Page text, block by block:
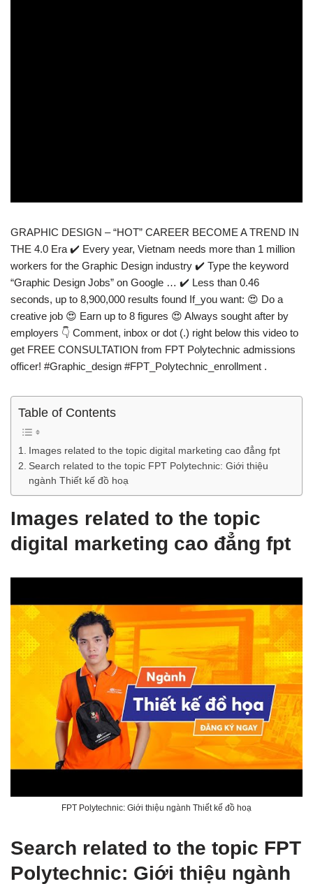
GRAPHIC DESIGN – “HOT” CAREER BECOME A TREND IN
THE 4.0 Era ✔️ Every year, Vietnam needs more than 1 million
workers for the Graphic Design industry ✔️ Type the keyword
“Graphic Design Jobs” on Google … ✔️ Less than 0.46
seconds, up to 8,900,000 results found If_you want: 😍 Do a
creative job 😍 Earn up to 8 figures 😍 Always sought after by
employers 👇 Comment, inbox or dot (.) right below this video to
get FREE CONSULTATION from FPT Polytechnic admissions
officer! #Graphic_design #FPT_Polytechnic_enrollment .
Table of Contents
Images related to the topic digital marketing cao đẳng fpt
Search related to the topic FPT Polytechnic: Giới thiệu
ngành Thiết kế đồ hoạ
Images related to the topic
digital marketing cao đẳng fpt
FPT Polytechnic: Giới thiệu ngành Thiết kế đồ hoạ
Search related to the topic FPT
Polytechnic: Giới thiệu ngành